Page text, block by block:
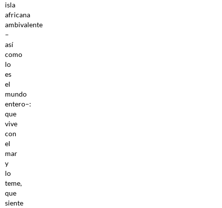
isla
africana
ambivalente
–
así
como
lo
es
el
mundo
entero–:
que
vive
con
el
mar
y
lo
teme,
que
siente